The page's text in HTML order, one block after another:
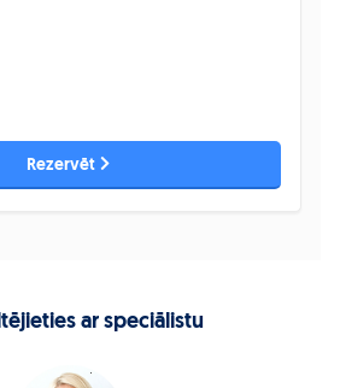
Rezervēt
ar speciālistu